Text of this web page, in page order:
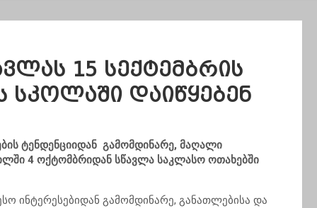
15 სექტემბრის
დაიწყებენ
ტენდენციიდან გამომდინარე, მაღალი
4 ოქტომბრიდან სწავლა საკლასო ოთახებში
ინტერესებიდან გამომდინარე, განათლებისა და